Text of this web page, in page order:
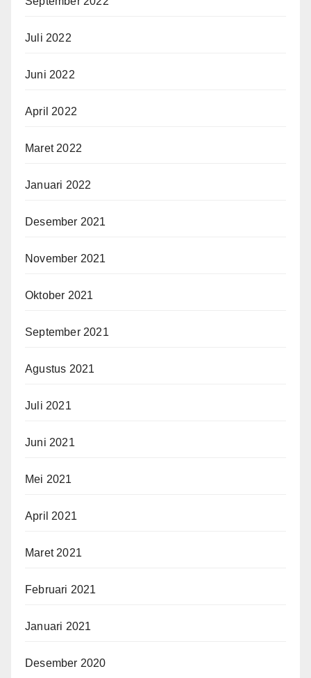
Juli 2022
Juni 2022
April 2022
Maret 2022
Januari 2022
Desember 2021
November 2021
Oktober 2021
September 2021
Agustus 2021
Juli 2021
Juni 2021
Mei 2021
April 2021
Maret 2021
Februari 2021
Januari 2021
Desember 2020